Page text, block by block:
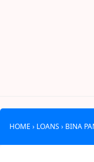
HOME › LOANS › BINA